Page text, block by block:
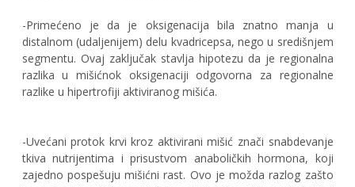
-Primećeno je da je oksigenacija bila znatno manja u
distalnom (udaljenijem) delu kvadricepsa, nego u središnjem
segmentu. Ovaj zaključak stavlja hipotezu da je regionalna
razlika u mišićnok oksigenaciji odgovorna za regionalne
razlike u hipertrofiji aktiviranog mišića.
-Uvećani protok krvi kroz aktivirani mišić znači snabdevanje
tkiva nutrijentima i prisustvom anaboličkih hormona, koji
zajedno pospešuju mišićni rast. Ovo je možda razlog zašto